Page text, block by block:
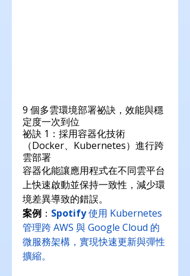
9 個多雲環境部署祕訣，效能與穩
定度一次到位
祕訣 1：採用容器化技術
（Docker、Kubernetes）進行跨
雲部署
容器化能讓應用程式在不同雲平台
上快速啟動並保持一致性，減少環
境差異導致的錯誤。
案例 ： Spotify 使用 Kubernetes
管理跨 AWS 與 Google Cloud 的
微服務架構，實現快速更新與彈性
擴縮。